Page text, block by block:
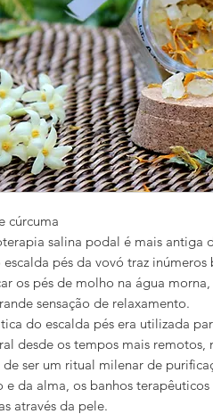
cúrcuma
salina podal é mais antiga
escalda pés da vovó traz
os pés de molho na água
sensação de relaxamento.
do escalda pés era utilizada
desde os tempos mais remotos,
ser um ritual milenar de
e da alma, os banhos
através da pele.